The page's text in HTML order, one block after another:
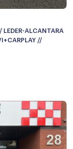
ALCANTARA
//